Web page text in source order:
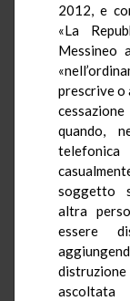
2012, e
«La
Messineo
prescrive o
quando,
telefonica
soggetto
altra
essere